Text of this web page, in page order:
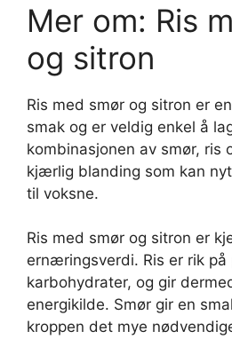
Mer om: Ris
og sitron
Ris med smør og sitron er
smak og er veldig enkel å
kombinasjonen av smør, ris
kjærlig blanding som kan
til voksne.
Ris med smør og sitron er
ernæringsverdi. Ris er rik på
karbohydrater, og gir
energikilde. Smør gir en
kroppen det mye